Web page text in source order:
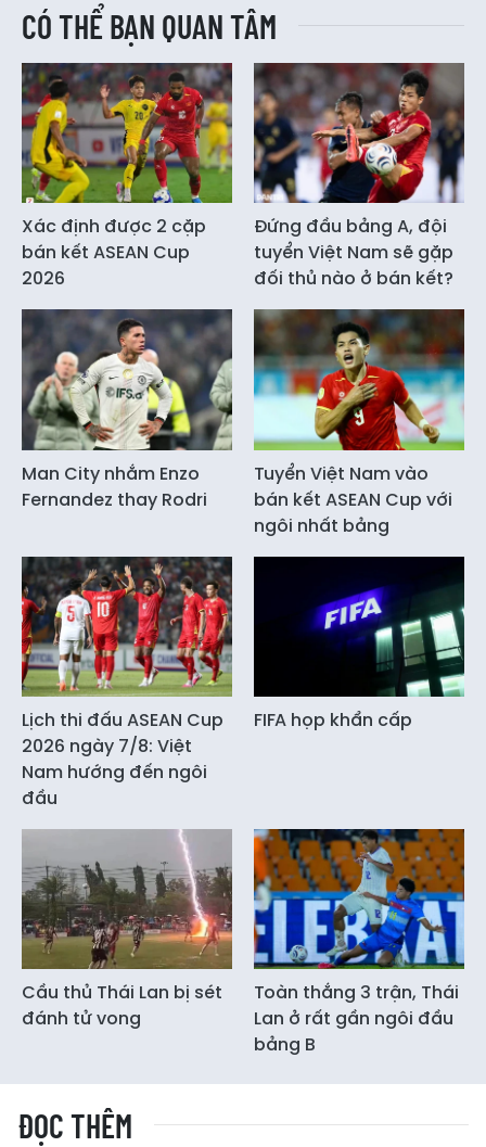
CÓ THỂ BẠN QUAN TÂM
Xác định được 2 cặp
bán kết ASEAN Cup
2026
Đứng đầu bảng A, đội
tuyển Việt Nam sẽ gặp
đối thủ nào ở bán kết?
Man City nhắm Enzo
Fernandez thay Rodri
Tuyển Việt Nam vào
bán kết ASEAN Cup với
ngôi nhất bảng
Lịch thi đấu ASEAN Cup
2026 ngày 7/8: Việt
Nam hướng đến ngôi
đầu
FIFA họp khẩn cấp
Cầu thủ Thái Lan bị sét
đánh tử vong
Toàn thắng 3 trận, Thái
Lan ở rất gần ngôi đầu
bảng B
ĐỌC THÊM